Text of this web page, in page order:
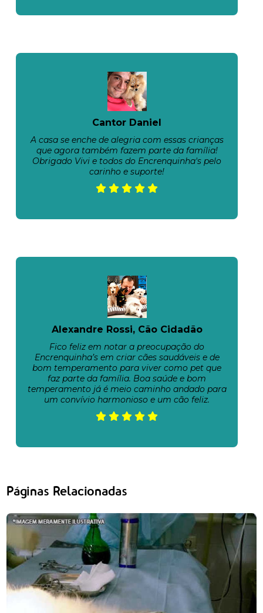
Cantor Daniel
A casa se enche de alegria com essas crianças
que agora também fazem parte da família!
Obrigado Vivi e todos do Encrenquinha's pelo
carinho e suporte!
Alexandre Rossi, Cão Cidadão
Fico feliz em notar a preocupação do
Encrenquinha’s em criar cães saudáveis e de
bom temperamento para viver como pet que
faz parte da família. Boa saúde e bom
temperamento já é meio caminho andado para
um convívio harmonioso e um cão feliz.
Páginas Relacionadas